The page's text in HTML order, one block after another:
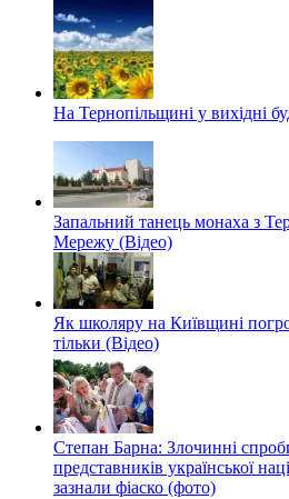
На Тернопільщині у вихідні
Запальний танець монаха з
Мережу (Відео)
Як школяру на Київщині
тільки (Відео)
Степан Барна: Злочинні
представників української
зазнали фіаско (фото)